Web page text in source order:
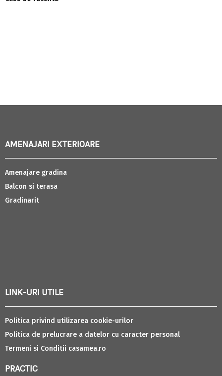
AMENAJARI EXTERIOARE
Amenajare gradina
Balcon si terasa
Gradinarit
LINK-URI UTILE
Politica privind utilizarea cookie-urilor
Politica de prelucrare a datelor cu caracter personal
Termeni si Conditii casamea.ro
PRACTIC